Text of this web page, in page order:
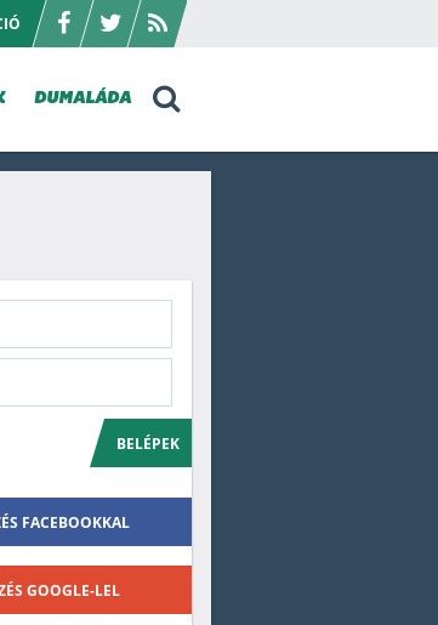
DUMALÁDA
BELÉPEK
FACEBOOKKAL
GOOGLE-LEL